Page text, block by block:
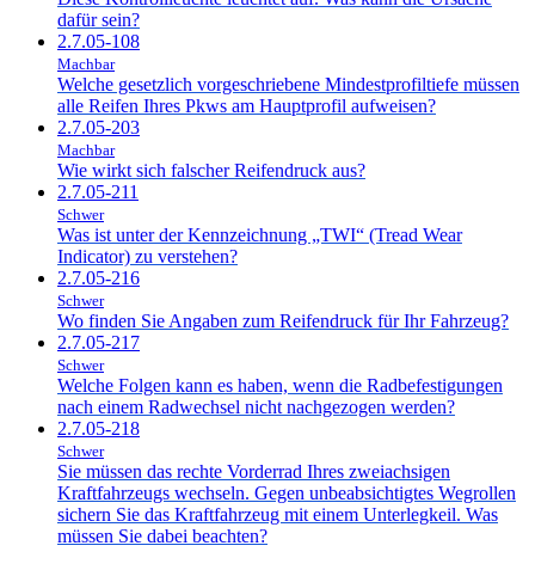
dafür sein?
2.7.05-108
Machbar
Welche gesetzlich vorgeschriebene Mindestprofiltiefe müssen
alle Reifen Ihres Pkws am Hauptprofil aufweisen?
2.7.05-203
Machbar
Wie wirkt sich falscher Reifendruck aus?
2.7.05-211
Schwer
Was ist unter der Kennzeichnung „TWI“ (Tread Wear
Indicator) zu verstehen?
2.7.05-216
Schwer
Wo finden Sie Angaben zum Reifendruck für Ihr Fahrzeug?
2.7.05-217
Schwer
Welche Folgen kann es haben, wenn die Radbefestigungen
nach einem Radwechsel nicht nachgezogen werden?
2.7.05-218
Schwer
Sie müssen das rechte Vorderrad Ihres zweiachsigen
Kraftfahrzeugs wechseln. Gegen unbeabsichtigtes Wegrollen
sichern Sie das Kraftfahrzeug mit einem Unterlegkeil. Was
müssen Sie dabei beachten?